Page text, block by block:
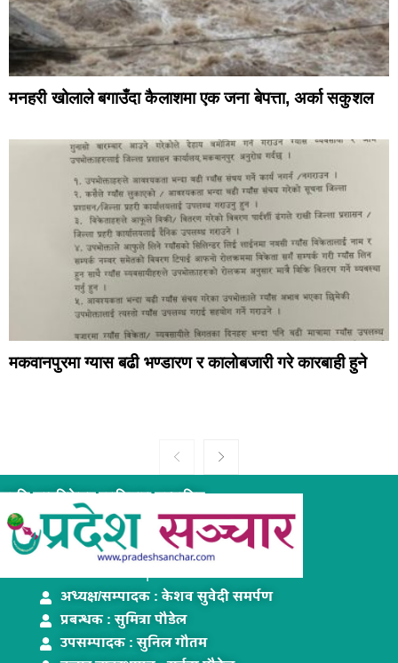
मनहरी खोलाले बगाउँदा कैलाशमा एक जना बेपत्ता, अर्का सकुशल
मकवानपुरमा ग्यास बढी भण्डारण र कालोबजारी गरे कारबाही हुने
समृद्धि कम्युनिकेशन प्रालिद्धारा सञ्चालित
www.pradeshsanchar.com
अध्यक्ष/सम्पादक : केशव सुवेदी समर्पण
प्रबन्धक : सुमित्रा पौडेल
उपसम्पादक : सुनिल गौतम